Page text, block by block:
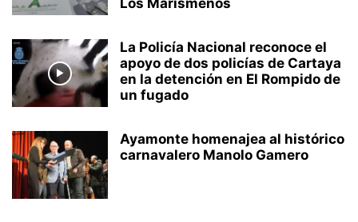
Los Marismeños
La Policía Nacional reconoce el
apoyo de dos policías de Cartaya
en la detención en El Rompido de
un fugado
Ayamonte homenajea al histórico
carnavalero Manolo Gamero